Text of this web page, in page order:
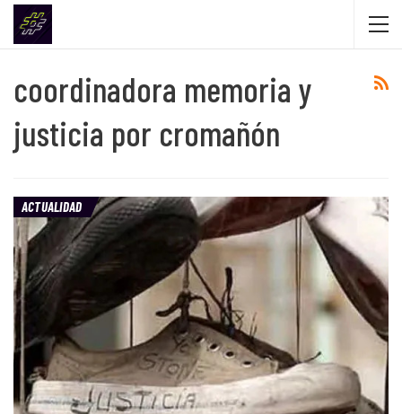
coordinadora memoria y
justicia por cromañón
ACTUALIDAD